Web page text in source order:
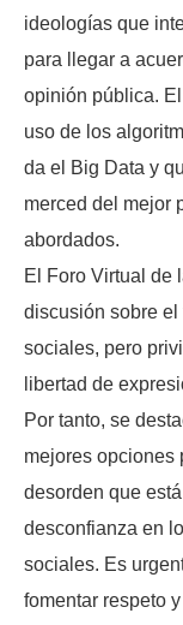
ideologías que
para llegar a
opinión pública.
uso de los
da el Big Data y
merced del mejor
abordados.
El Foro Virtual de
discusión sobre
sociales, pero
libertad de
Por tanto, se
mejores opciones
desorden que
desconfianza en
sociales. Es
fomentar respeto